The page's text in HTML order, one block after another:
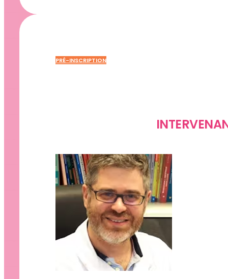
PRÉ-INSCRIPTION